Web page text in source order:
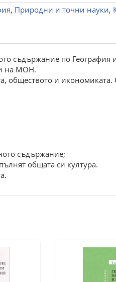
, Природни и точни науки,
съдържание по География
на МОН.
обществото и
съдържание;
общата си култура.